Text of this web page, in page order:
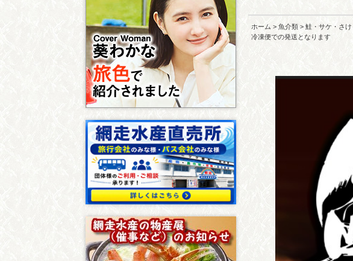
ホーム > 魚介類 > 鮭・サケ・さけ
冷凍便での発送となります